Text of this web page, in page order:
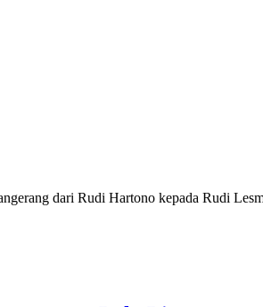
dari Rudi Hartono kepada Rudi